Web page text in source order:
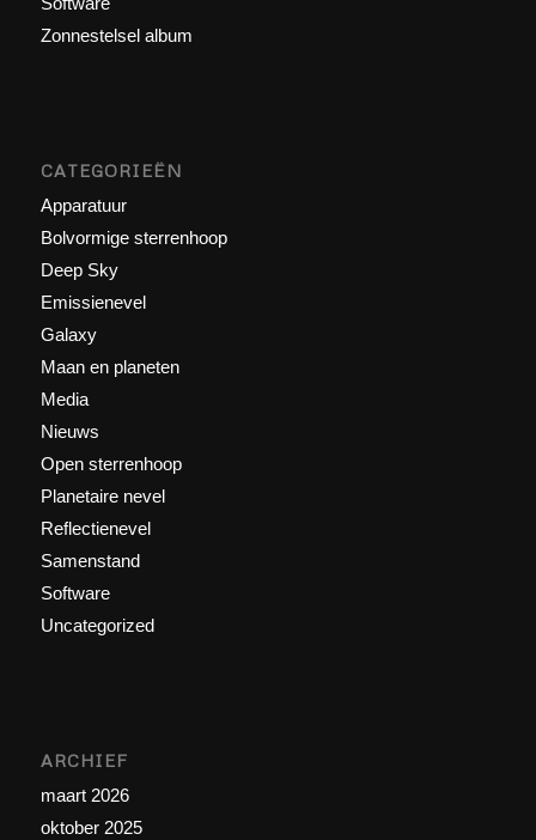
Zonnestelsel album
CATEGORIEËN
Apparatuur
Bolvormige sterrenhoop
Deep Sky
Emissienevel
Galaxy
Maan en planeten
Media
Nieuws
Open sterrenhoop
Planetaire nevel
Reflectienevel
Samenstand
Software
Uncategorized
ARCHIEF
maart 2026
oktober 2025